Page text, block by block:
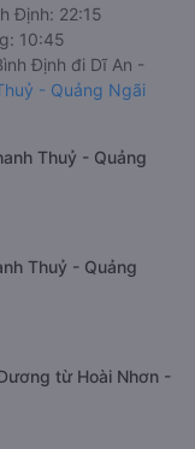
Định: 22:15
10:45
Định đi Dĩ An -
- Quảng Ngãi
Thuỷ - Quảng
Thuỷ - Quảng
từ Hoài Nhơn -